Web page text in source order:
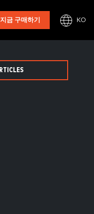
지금 구매하기 KO